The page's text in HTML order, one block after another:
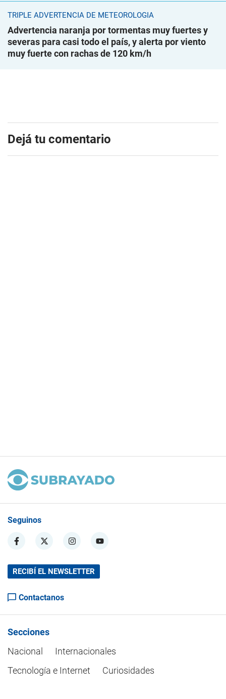
TRIPLE ADVERTENCIA DE METEOROLOGÍA
Advertencia naranja por tormentas muy fuertes y
severas para casi todo el país, y alerta por viento
muy fuerte con rachas de 120 km/h
Dejá tu comentario
Seguinos
RECIBÍ EL NEWSLETTER
Contactanos
Secciones
Nacional
Internacionales
Tecnología e Internet
Curiosidades